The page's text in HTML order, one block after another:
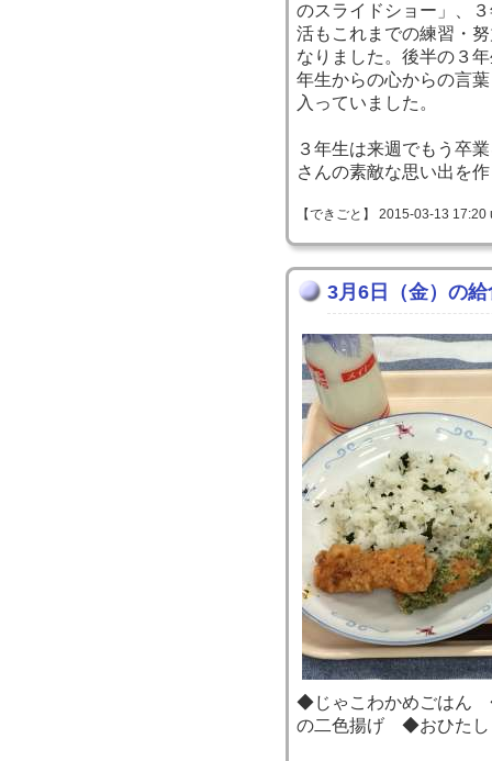
のスライドショー」、
活もこれまでの練習・
なりました。後半の３
年生からの心からの言
入っていました。
３年生は来週でもう卒
さんの素敵な思い出を
【できごと】 2015-03-13
3月6日（金）の給
◆じゃこわかめごはん
の二色揚げ ◆おひた